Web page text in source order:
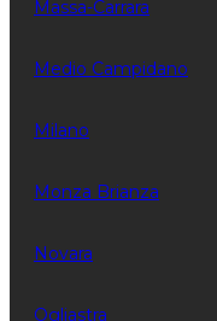
Massa-Carrara
Medio Campidano
Milano
Monza Brianza
Novara
Ogliastra